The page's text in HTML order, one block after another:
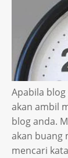
Apabila
akan ambil
blog anda.
akan buang
mencari